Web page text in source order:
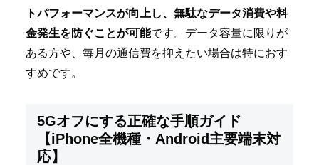
トパフォーマンスが向上し、無駄なデータ消費や料
金発生を防ぐことが可能です。データ容量に限りが
ある方や、毎月の通信費を抑えたい場合は特におす
すめです。
5Gオフにする正確な手順ガイド
【iPhone全機種・Android主要端末対
応】